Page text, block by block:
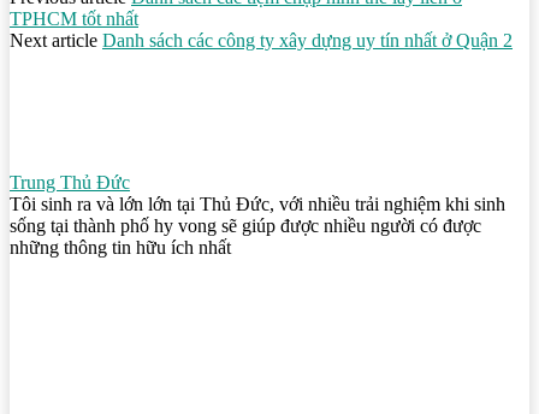
TPHCM tốt nhất
Next article Danh sách các công ty xây dựng uy tín nhất ở Quận 2
Trung Thủ Đức
Tôi sinh ra và lớn lớn tại Thủ Đức, với nhiều trải nghiệm khi sinh
sống tại thành phố hy vong sẽ giúp được nhiều người có được
những thông tin hữu ích nhất